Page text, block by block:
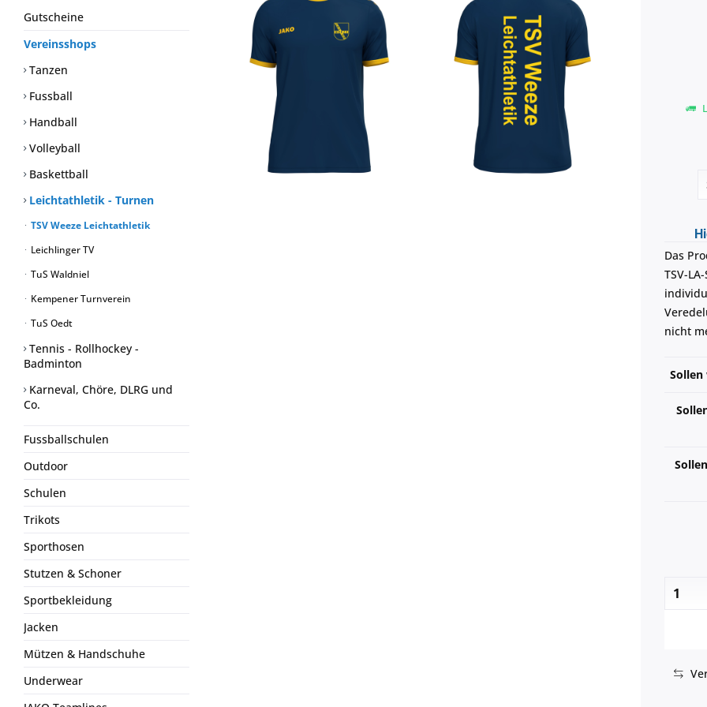
Gutscheine
Vereinsshops
Tanzen
Fussball
Handball
Volleyball
Baskettball
Leichtathletik - Turnen
TSV Weeze Leichtathletik
Leichlinger TV
TuS Waldniel
Kempener Turnverein
TuS Oedt
Tennis - Rollhockey -
Badminton
Karneval, Chöre, DLRG und
Co.
Fussballschulen
Outdoor
Schulen
Trikots
Sporthosen
Stutzen & Schoner
Sportbekleidung
Jacken
Mützen & Handschuhe
Underwear
Das
TSV-
nicht